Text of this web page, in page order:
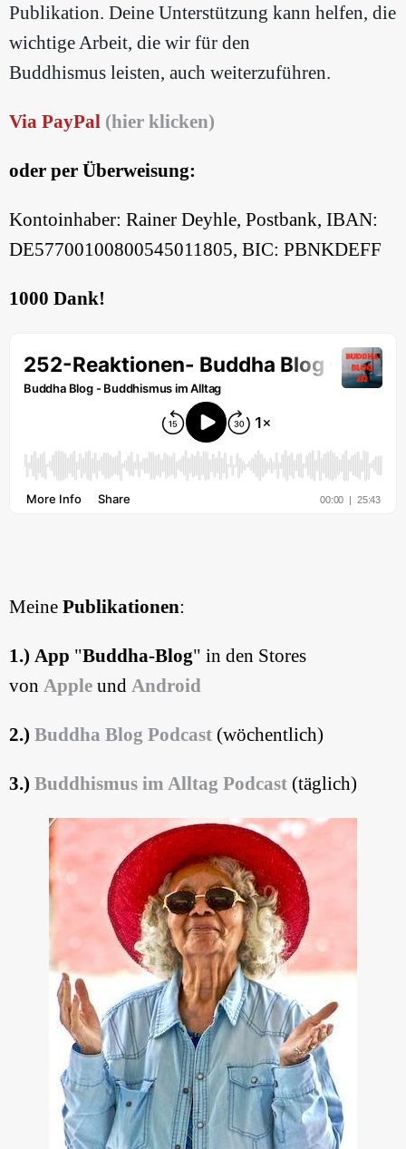
Publikation. Deine Unterstützung kann helfen, die
wichtige Arbeit, die wir für den
Buddhismus leisten, auch weiterzuführen.
Via PayPal (hier klicken)
oder per Überweisung:
Kontoinhaber: Rainer Deyhle, Postbank, IBAN:
DE57700100800545011805, BIC: PBNKDEFF
1000 Dank!
Meine Publikationen:
1.) App "Buddha-Blog" in den Stores
von Apple und Android
2.) Buddha Blog Podcast (wöchentlich)
3.) Buddhismus im Alltag Podcast (täglich)